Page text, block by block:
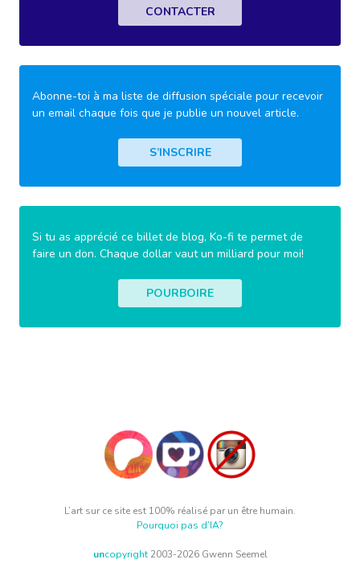
CONTACTER
Abonne-toi à ma liste de diffusion spéciale pour recevoir
un email chaque fois que je publie un nouvel article.
S’INSCRIRE
Si tu as apprécié ce billet de blog, Ko-fi te permet de
faire un don. Chaque dollar vaut un milliard pour moi!
POURBOIRE
L’art sur ce site est 100% réalisé par un être humain.
Pourquoi pas d’IA?
uncopyright2003-2026 Gwenn Seemel